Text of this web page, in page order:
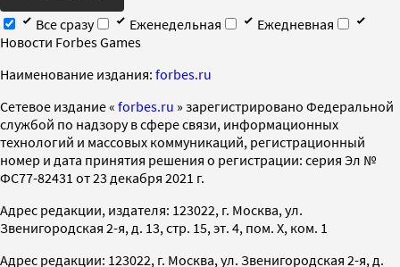
Все сразу
Еженедельная
Ежедневная
Новости Forbes Games
Наименование издания: forbes.ru
Cетевое издание « forbes.ru » зарегистрировано Федеральной
службой по надзору в сфере связи, информационных
технологий и массовых коммуникаций, регистрационный
номер и дата принятия решения о регистрации: серия Эл №
ФС77-82431 от 23 декабря 2021 г.
Адрес редакции, издателя: 123022, г. Москва, ул.
Звенигородская 2-я, д. 13, стр. 15, эт. 4, пом. X, ком. 1
Адрес редакции: 123022, г. Москва, ул. Звенигородская 2-я, д.